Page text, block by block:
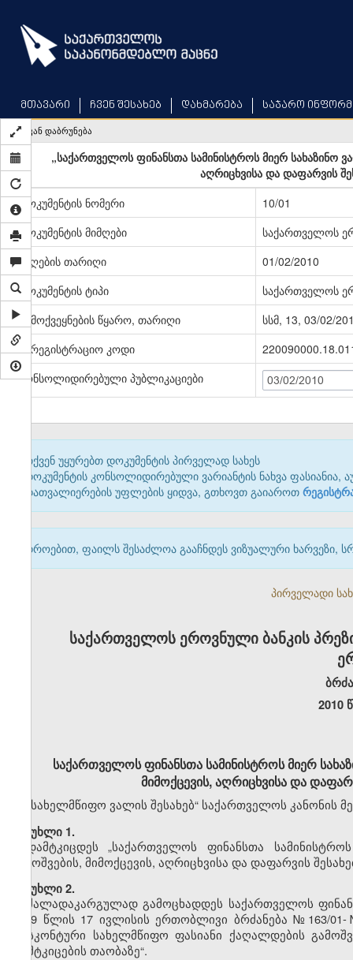
main
content
მთავარი ჩვენ შესახებ დახმარება საჯარო
უკან დაბრუნება
„საქართველოს ფინანსთა სამინისტროს მიერ სახაზინო
აღრიცხვისა და დაფარვის
დოკუმენტის ნომერი
10/01
დოკუმენტის მიმღები
საქართველოს
მიღების თარიღი
01/02/2010
დოკუმენტის ტიპი
საქართველოს
გამოქვეყნების წყარო, თარიღი
სსმ, 13, 03/02/
სარეგისტრაციო კოდი
კონსოლიდირებული პუბლიკაციები
03/02/2010
თქვენ უყურებთ დოკუმენტის პირველად სახეს
დოკუმენტის კონსოლიდირებული ვარიანტის ნახვა ფასიანია,
დათვალიერების უფლების ყიდვა, გთხოვთ გაიაროთ
დროებით, ფაილს შესაძლოა გააჩნდეს ვიზუალური ხარვეზი,
პირველადი
საქართველოს ეროვნული ბანკის
2010
საქართველოს ფინანსთა სამინისტროს მიერ
მიმოქცევის, აღრიცხვისა და
„სახელმწიფო ვალის შესახებ“ საქართველოს კანონის
მუხლი 1.
დამტკიცდეს „საქართველოს ფინანსთა
გამოშვების, მიმოქცევის, აღრიცხვისა და დაფარვის
მუხლი 2.
ძალადაკარგულად გამოცხადდეს საქართველოს
2009 წლის 17 ივლისის ერთობლივი ბრძანება №163/
დისკონტური სახელმწიფო ფასიანი ქაღალდების
დამტკიცების თაობაზე“.